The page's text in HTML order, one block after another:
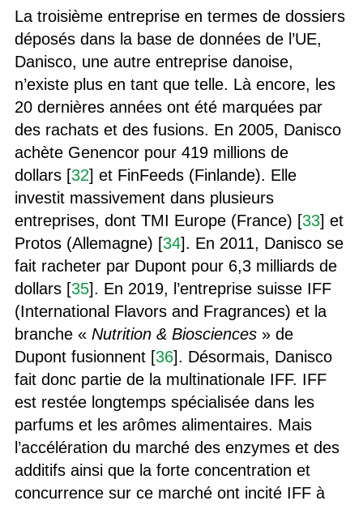
La troisième entreprise en termes de dossiers
déposés dans la base de données de l’UE,
Danisco, une autre entreprise danoise,
n’existe plus en tant que telle. Là encore, les
20 dernières années ont été marquées par
des rachats et des fusions. En 2005, Danisco
achète Genencor pour 419 millions de
dollars [32] et FinFeeds (Finlande). Elle
investit massivement dans plusieurs
entreprises, dont TMI Europe (France) [33] et
Protos (Allemagne) [34]. En 2011, Danisco se
fait racheter par Dupont pour 6,3 milliards de
dollars [35]. En 2019, l’entreprise suisse IFF
(International Flavors and Fragrances) et la
branche « Nutrition & Biosciences» de
Dupont fusionnent [36]. Désormais, Danisco
fait donc partie de la multinationale IFF. IFF
est restée longtemps spécialisée dans les
parfums et les arômes alimentaires. Mais
l’accélération du marché des enzymes et des
additifs ainsi que la forte concentration et
concurrence sur ce marché ont incité IFF à